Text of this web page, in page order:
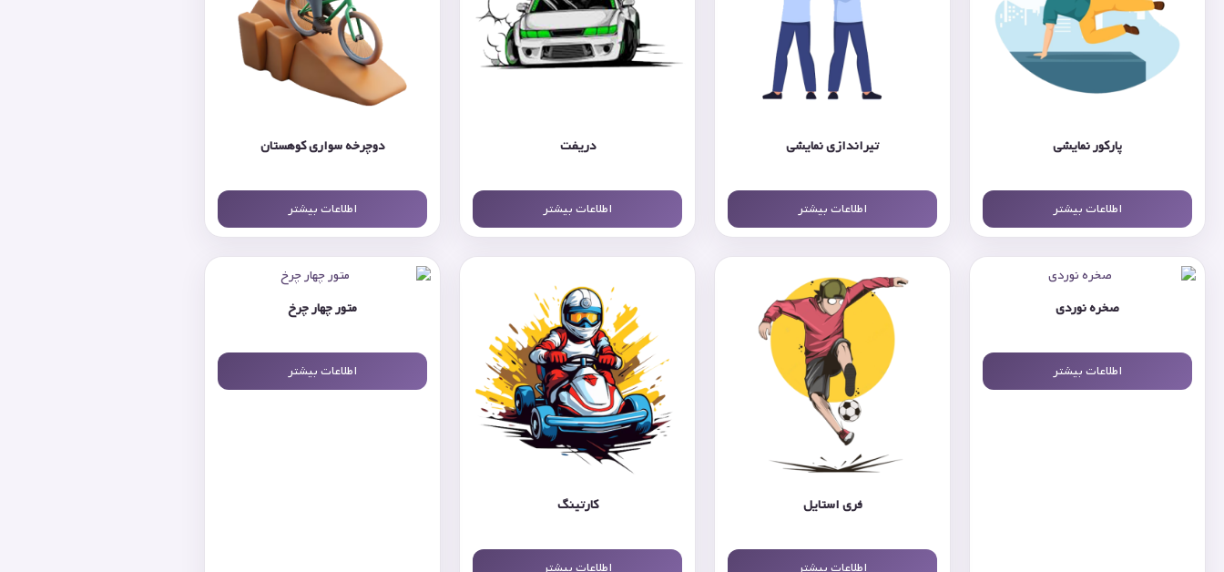
پارکور نمایشی
اطلاعات بیشتر
تیراندازی نمایشی
اطلاعات بیشتر
دریفت
اطلاعات بیشتر
دوچرخه‌ سواری کوهستان
اطلاعات بیشتر
صخره نوردی
اطلاعات بیشتر
فری استایل کارتینگ
متور چهار چرخ
اطلاعات بیشتر